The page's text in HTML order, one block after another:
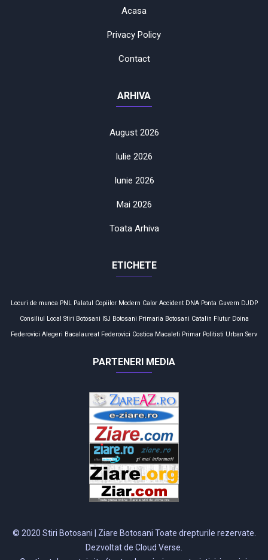
Acasa
Privacy Policy
Contact
ARHIVA
August 2026
Iulie 2026
Iunie 2026
Mai 2026
Toata Arhiva
ETICHETE
Locuri de munca PNL Palatul Copiilor Modern Calor Accident DNA Ponta Guvern DJDP
Consiliul Local Stiri Botosani ISJ Botosani Primaria Botosani Catalin Flutur Doina
Federovici Alegeri Bacalaureat Federovici Costica Macaleti Primar Politisti Urban Serv
PARTENERI MEDIA
© 2020 Stiri Botosani | Ziare Botosani Toate drepturile rezervate.
Dezvoltat de Cloud Verse.